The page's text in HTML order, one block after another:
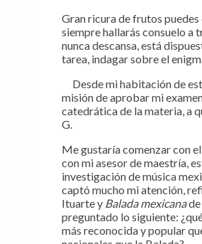
Gran ricura de frutos
siempre hallarás consuelo a
nunca descansa, está
tarea, indagar sobre el
Desde mi habitación de
misión de aprobar mi
catedrática de la materia, a
G.
Me gustaría comenzar con
con mi asesor de maestría,
investigación de música
captó mucho mi atención,
Ituarte y Balada mexicanade
preguntado lo siguiente:
más reconocida y popular